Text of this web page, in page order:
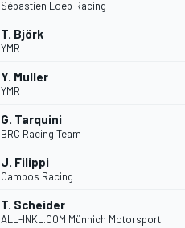
Sébastien Loeb Racing
T. Björk
YMR
Y. Muller
YMR
G. Tarquini
BRC Racing Team
J. Filippi
Campos Racing
T. Scheider
ALL-INKL.COM Münnich Motorsport